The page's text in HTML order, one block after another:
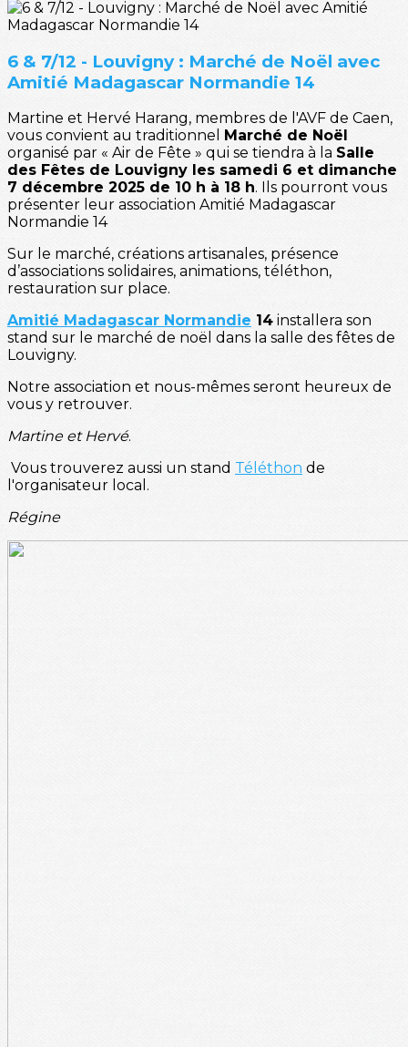
6 & 7/12 - Louvigny : Marché de Noël avec
Amitié Madagascar Normandie 14
Martine et Hervé Harang, membres de l'AVF de Caen,
vous convient au traditionnel
Marché de Noël
organisé par « Air de Fête » qui se tiendra à la Salle
des Fêtes de Louvigny les samedi 6 et dimanche
7 décembre 2025 de 10 h à 18 h. Ils pourront vous
présenter leur association Amitié Madagascar
Normandie 14
Sur le marché, créations artisanales, présence
d’associations solidaires, animations, téléthon,
restauration sur place.
Amitié Madagascar Normandie 14 installera son
stand sur le marché de noël dans la salle des fêtes de
Louvigny.
Notre association et nous-mêmes seront heureux de
vous y retrouver.
Martine et Hervé.
️ Vous trouverez aussi un stand Téléthon de
l'organisateur local.
Régine